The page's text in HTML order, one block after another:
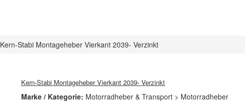
Kern-Stabi Montageheber Vierkant 2039- Verzinkt
Kern-Stabi Montageheber Vierkant 2039- Verzinkt
Marke / Kategorie: Motorradheber & Transport > Motorradheber